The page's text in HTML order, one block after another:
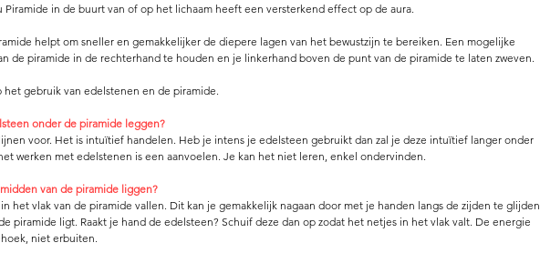
in de buurt van of op het lichaam heeft een versterkend effect op de aura.
helpt om sneller en gemakkelijker de diepere lagen van het bewustzijn te bereiken. Een mogelijke
de piramide in de rechterhand te houden en je linkerhand boven de punt van de piramide te laten zweven.
het gebruik van edelstenen en de piramide.
onder de piramide leggen?
voor. Het is intuïtief handelen. Heb je intens je edelsteen gebruikt dan zal je deze intuïtief langer onder
werken met edelstenen is een aanvoelen. Je kan het niet leren, enkel ondervinden.
van de piramide liggen?
het vlak van de piramide vallen. Dit kan je gemakkelijk nagaan door met je handen langs de zijden te glijden
piramide ligt. Raakt je hand de edelsteen? Schuif deze dan op zodat het netjes in het vlak valt. De energie
niet erbuiten.